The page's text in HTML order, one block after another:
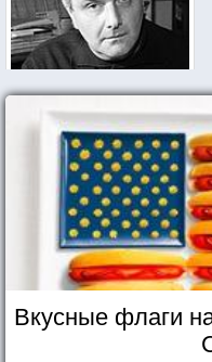
Вкусные флаги